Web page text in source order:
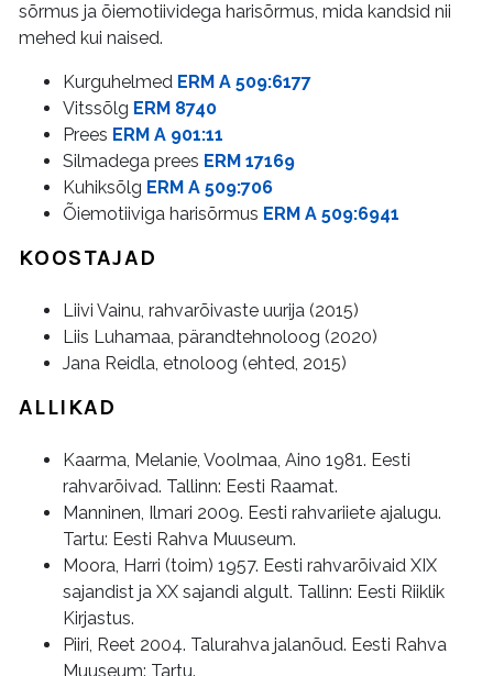
sõrmus ja õiemotiividega harisõrmus, mida kandsid nii
mehed kui naised.
Kurguhelmed ERM A 509:6177
Vitssõlg ERM 8740
Prees ERM A 901:11
Silmadega prees ERM 17169
Kuhiksõlg ERM A 509:706
Õiemotiiviga harisõrmus ERM A 509:6941
KOOSTAJAD
Liivi Vainu, rahvarõivaste uurija (2015)
Liis Luhamaa, pärandtehnoloog (2020)
Jana Reidla, etnoloog (ehted, 2015)
ALLIKAD
Kaarma, Melanie, Voolmaa, Aino 1981. Eesti
rahvarõivad. Tallinn: Eesti Raamat.
Manninen, Ilmari 2009. Eesti rahvariiete ajalugu.
Tartu: Eesti Rahva Muuseum.
Moora, Harri (toim) 1957. Eesti rahvarõivaid XIX
sajandist ja XX sajandi algult. Tallinn: Eesti Riiklik
Kirjastus.
Piiri, Reet 2004. Talurahva jalanõud. Eesti Rahva
Muuseum: Tartu.